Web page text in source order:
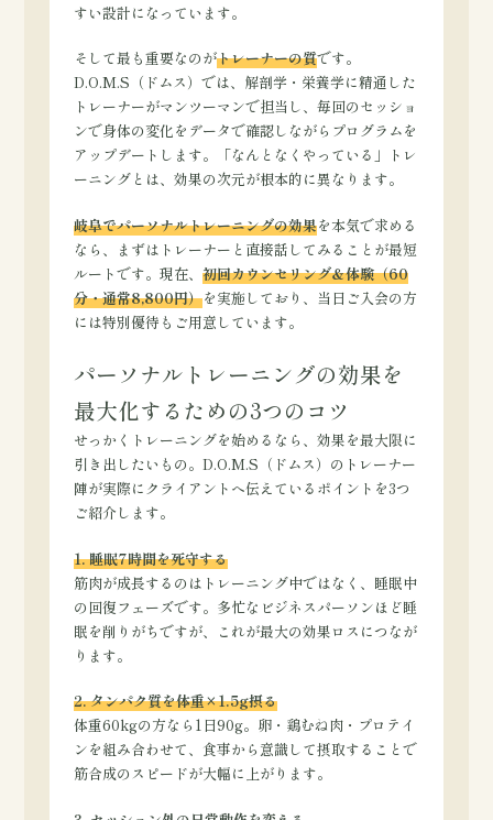
すい設計になっています。
そして最も重要なのがトレーナーの質です。
D.O.M.S（ドムス）では、解剖学・栄養学に精通した
トレーナーがマンツーマンで担当し、毎回のセッショ
ンで身体の変化をデータで確認しながらプログラムを
アップデートします。「なんとなくやっている」トレ
ーニングとは、効果の次元が根本的に異なります。
岐阜でパーソナルトレーニングの効果を本気で求める
なら、まずはトレーナーと直接話してみることが最短
ルートです。現在、初回カウンセリング＆体験（60
分・通常8,800円）を実施しており、当日ご入会の方
には特別優待もご用意しています。
パーソナルトレーニングの効果を
最大化するための3つのコツ
せっかくトレーニングを始めるなら、効果を最大限に
引き出したいもの。D.O.M.S（ドムス）のトレーナー
陣が実際にクライアントへ伝えているポイントを3つ
ご紹介します。
1. 睡眠7時間を死守する
筋肉が成長するのはトレーニング中ではなく、睡眠中
の回復フェーズです。多忙なビジネスパーソンほど睡
眠を削りがちですが、これが最大の効果ロスにつなが
ります。
2. タンパク質を体重×1.5g摂る
体重60kgの方なら1日90g。卵・鶏むね肉・プロテイ
ンを組み合わせて、食事から意識して摂取することで
筋合成のスピードが大幅に上がります。